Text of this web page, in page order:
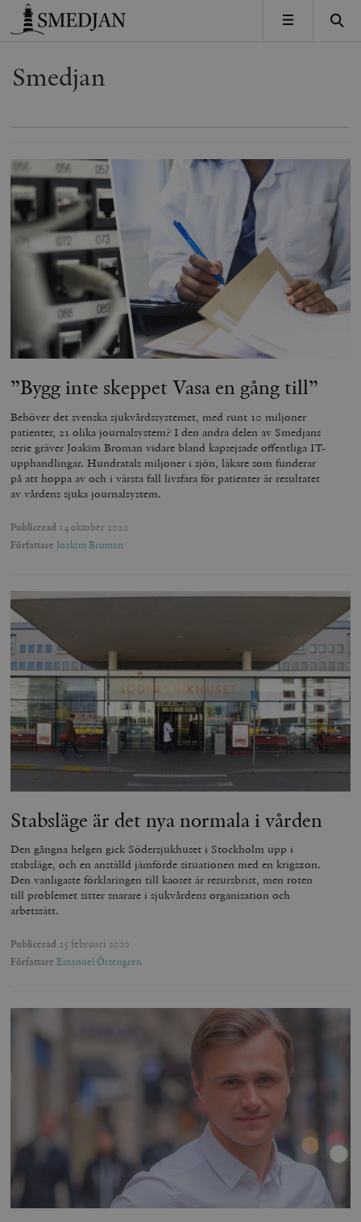
Timbro
MENY
Smedjan
”Bygg inte skeppet Vasa en gång till”
Behöver det svenska sjukvårdssystemet, med runt 10 miljoner
patienter, 21 olika journalsystem? I den andra delen av Smedjans
serie gräver Joakim Broman vidare bland kapsejsade offentliga IT-
upphandlingar. Hundratals miljoner i sjön, läkare som funderar
på att hoppa av och i värsta fall livsfara för patienter är resultatet
av vårdens sjuka journalsystem.
Publicerad 14 oktober 2020
Författare Joakim Broman
Stabsläge är det nya normala i vården
Den gångna helgen gick Södersjukhuset i Stockholm upp i
stabsläge, och en anställd jämförde situationen med en krigszon.
Den vanligaste förklaringen till kaoset är resursbrist, men roten
till problemet sitter snarare i sjukvårdens organisation och
arbetssätt.
Publicerad 25 februari 2020
Författare Emanuel Örtengren